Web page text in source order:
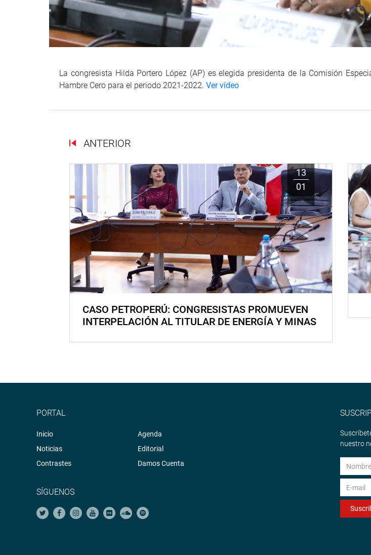
La congresista Hilda Portero López (AP) es elegida presidenta de la Comisión
Hambre Cero para el periodo 2021-2022. Ver vídeo
ANTERIOR
13
01
CASO PETROPERÚ: CONGRESISTAS PROMUEVEN
INTERPELACIÓN AL TITULAR DE ENERGÍA Y MINAS
PORTAL
Inicio
Noticias
Contrastes
Agenda
Editorial
Damos Cuenta
SÍGUENOS
nuestro